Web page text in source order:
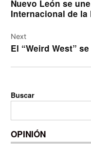
entradas
Nuevo León se
Internacional de la
Next
El “Weird West”
Buscar
OPINIÓN